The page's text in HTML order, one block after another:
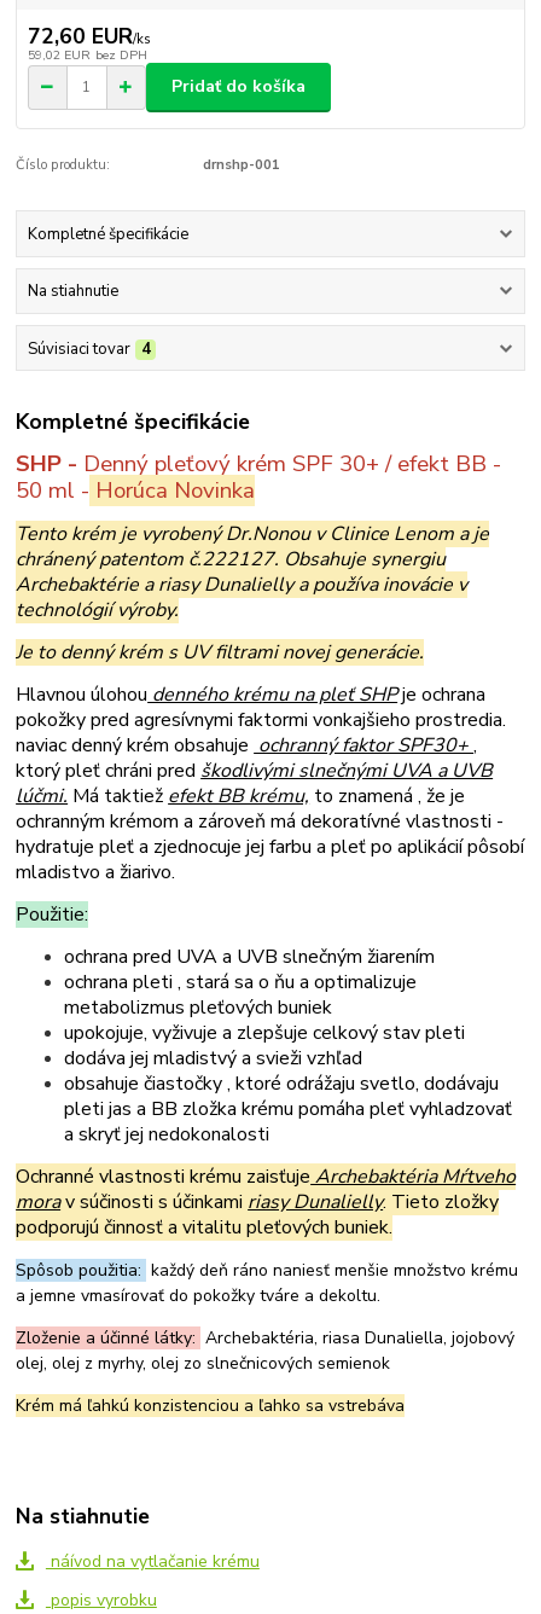
72,60 EUR/ks
59,02 EUR bez DPH
Pridať do košíka
Číslo produktu: drnshp-001
Kompletné špecifikácie
Na stiahnutie
Súvisiaci tovar 4
Kompletné špecifikácie
SHP - Denný pleťový krém SPF 30+ / efekt BB -
50 ml - Horúca Novinka
Tento krém je vyrobený Dr.Nonou v Clinice Lenom a je
chránený patentom č.222127. Obsahuje synergiu
Archebaktérie a riasy Dunalielly a používa inovácie v
technológií výroby.
Je to denný krém s UV filtrami novej generácie.
Hlavnou úlohou denného krému na pleť SHPje ochrana
pokožky pred agresívnymi faktormi vonkajšieho prostredia.
naviac denný krém obsahuje ochranný faktor SPF30+,
ktorý pleť chráni pred škodlivými slnečnými UVA a UVB
lúčmi. Má taktiež efekt BB krému, to znamená , že je
ochranným krémom a zároveň má dekoratívné vlastnosti -
hydratuje pleť a zjednocuje jej farbu a pleť po aplikácií pôsobí
mladistvo a žiarivo.
Použitie:
ochrana pred UVA a UVB slnečným žiarením
ochrana pleti , stará sa o ňu a optimalizuje
metabolizmus pleťových buniek
upokojuje, vyživuje a zlepšuje celkový stav pleti
dodáva jej mladistvý a svieži vzhľad
obsahuje čiastočky , ktoré odrážaju svetlo, dodávaju
pleti jas a BB zložka krému pomáha pleť vyhladzovať
a skryť jej nedokonalosti
Ochranné vlastnosti krému zaisťuje Archebaktéria Mŕtveho
morav súčinosti s účinkami riasy Dunalielly. Tieto zložky
podporujú činnosť a vitalitu pleťových buniek.
Spôsob použitia: každý deň ráno naniesť menšie množstvo krému
a jemne vmasírovať do pokožky tváre a dekoltu.
Zloženie a účinné látky: Archebaktéria, riasa Dunaliella, jojobový
olej, olej z myrhy, olej zo slnečnicových semienok
Krém má ľahkú konzistenciou a ľahko sa vstrebáva
Na stiahnutie
náívod na vytlačanie krému
popis vyrobku